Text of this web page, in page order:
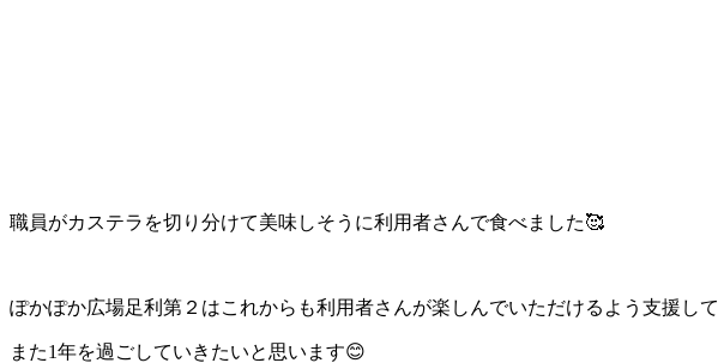
職員がカステラを切り分けて美味しそうに利用者さんで食べました🥰
ぽかぽか広場足利第２はこれからも利用者さんが楽しんでいただけるよう支援して
また1年を過ごしていきたいと思います😊